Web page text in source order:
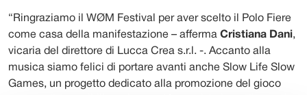
“Ringraziamo il WØM Festival per aver scelto il Polo Fiere
come casa della manifestazione – afferma Cristiana Dani,
vicaria del direttore di Lucca Crea s.r.l. -. Accanto alla
musica siamo felici di portare avanti anche Slow Life Slow
Games, un progetto dedicato alla promozione del gioco